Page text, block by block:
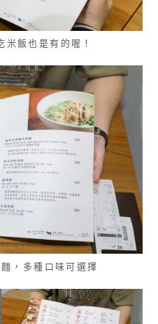
米飯也是有的喔！
，多種口味可選擇